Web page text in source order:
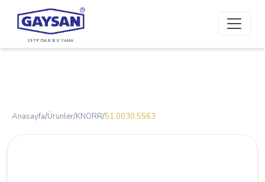
1979'DAN BU YANA
Anasayfa/Ürünler/KNORR/51.0030.5563